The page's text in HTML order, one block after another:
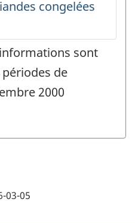
sont
de
2000
03-05